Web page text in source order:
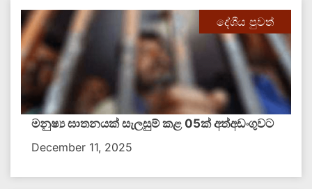
දේශීය පුවත්
මනුෂ්‍ය ඝාතනයක් සැලසුම් කළ 05ක් අත්අඩංගුවට
December 11, 2025